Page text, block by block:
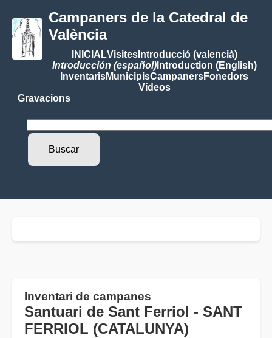
Campaners de la Catedral de
València
INICIALVisitesIntroducció (valencià)
Introducción (español)Introduction (English)
InventarisMunicipisCampanersFonedors
Vídeos
Gravacions
Inventari de campanes
Santuari de Sant Ferriol - SANT
FERRIOL (CATALUNYA)